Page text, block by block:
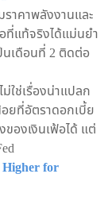
าคาพลังงานและ
ที่แท้จริงได้แม่นยำ
นเดือนที่ 2 ติดต่อ
ใช่เรื่องน่าแปลก
ยที่อัตราดอกเบี้ย
องเงินเฟ้อได้ แต่
Higher for